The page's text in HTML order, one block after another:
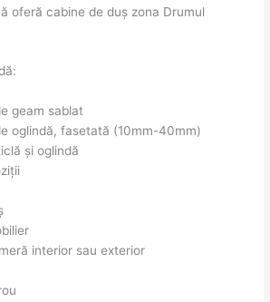
oferă cabine de duș zona Drumul
geam sablat
oglindă, fasetată (10mm-40mm)
și oglindă
interior sau exterior